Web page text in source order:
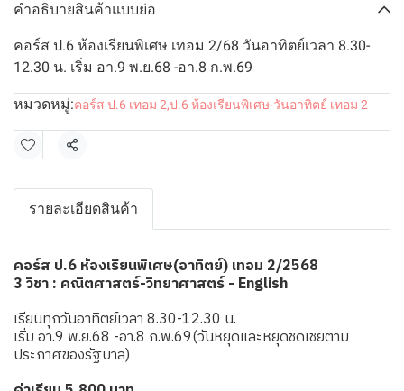
คำอธิบายสินค้าแบบย่อ
คอร์ส ป.6 ห้องเรียนพิเศษ เทอม 2/68 วันอาทิตย์เวลา 8.30-
12.30 น. เริ่ม อา.9 พ.ย.68 -อา.8 ก.พ.69
หมวดหมู่:คอร์ส ป.6 เทอม 2,ป.6 ห้องเรียนพิเศษ-วันอาทิตย์ เทอม 2
แชร์
รายละเอียดสินค้า
คอร์ส ป.6 ห้องเรียนพิเศษ(อาทิตย์) เทอม 2/2568
3 วิชา : คณิตศาสตร์-วิทยาศาสตร์ - English
เรียนทุกวันอาทิตย์เวลา 8.30-12.30 น.
เริ่ม อา.9 พ.ย.68 -อา.8 ก.พ.69(วันหยุดและหยุดชดเชยตาม
ประกาศของรัฐบาล)